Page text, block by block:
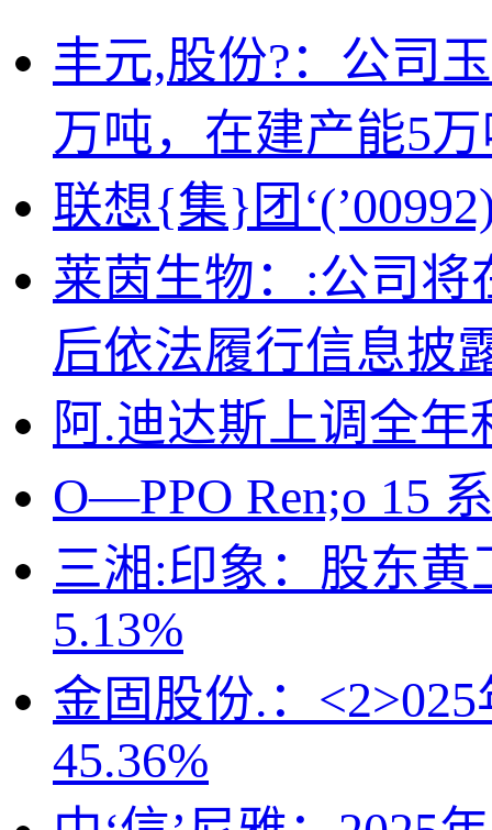
丰元,股份?：公司
万吨，在建产能5
联想{集}团
莱茵生物：:公司
后依法履行信息披
阿.迪达斯上调全
O—PPO Ren;o 15
三湘:印象：股东黄
5.13%
金固股份.：
45.36%